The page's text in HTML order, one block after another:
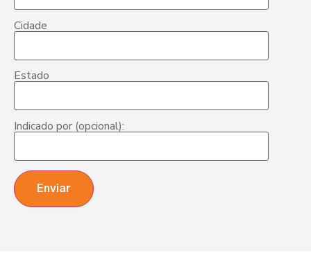
Cidade
Estado
Indicado por (opcional):